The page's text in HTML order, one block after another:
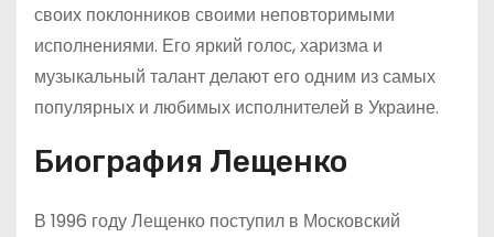
своих поклонников своими неповторимыми
исполнениями. Его яркий голос, харизма и
музыкальный талант делают его одним из самых
популярных и любимых исполнителей в Украине.
Биография Лещенко
В 1996 году Лещенко поступил в Московский